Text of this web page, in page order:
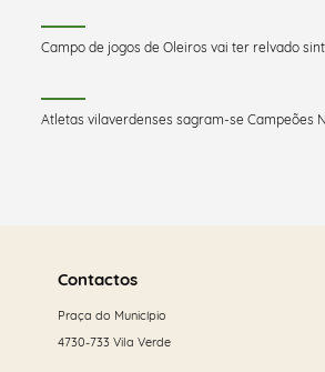
Campo de jogos de Oleiros vai ter relvado
Atletas vilaverdenses sagram-se Campeões
maisContactos
Praça do Município
4730-733 Vila Verde